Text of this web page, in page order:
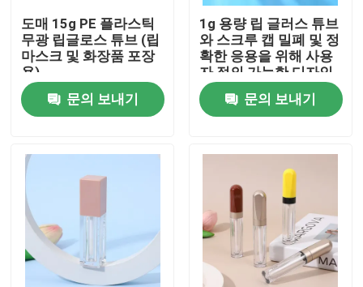
집
제품
동영상
도매 15g PE 플라스틱
무광 립글로스 튜브 (립
마스크 및 화장품 포장
용)
문의 보내기
1g 용량 립 글러스 튜브
와 스크루 캡 밀폐 및 정
확한 응용을 위해 사용
자 정의 가능한 디자인
문의 보내기